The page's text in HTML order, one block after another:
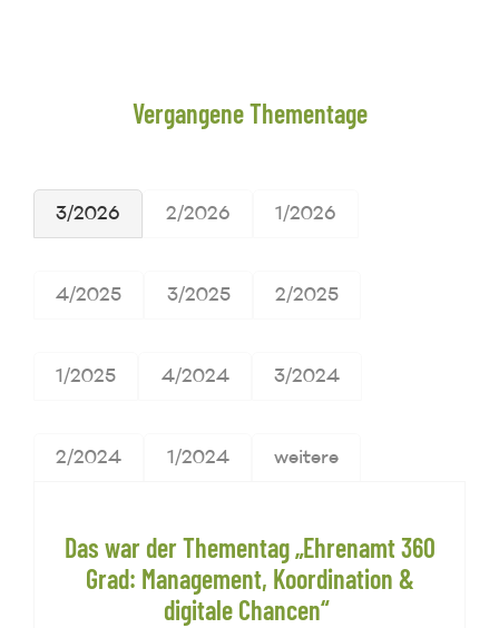
Vergangene Thementage
3/2026 2/2026 1/2026
4/2025 3/2025 2/2025
1/2025 4/2024 3/2024
2/2024 1/2024 weitere
Das war der Thementag „Ehrenamt 360
Grad: Management, Koordination &
digitale Chancen“